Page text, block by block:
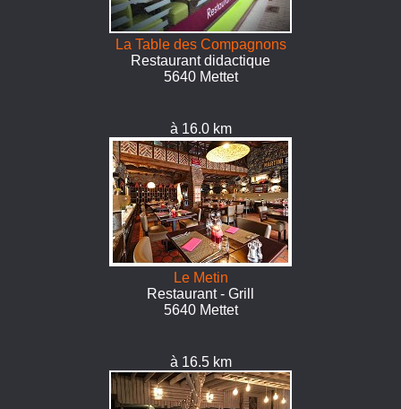
La Table des Compagnons
Restaurant didactique
5640 Mettet
à 16.0 km
Le Metin
Restaurant - Grill
5640 Mettet
à 16.5 km